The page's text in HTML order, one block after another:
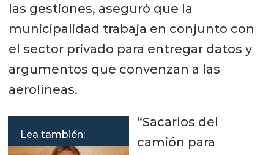
las gestiones, aseguró que la
municipalidad trabaja en conjunto con
el sector privado para entregar datos y
argumentos que convenzan a las
aerolíneas.
Lea también:
“Sacarlos del
camión para